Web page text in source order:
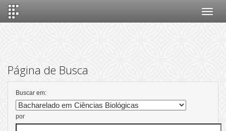
Página de Busca
Buscar em:
por